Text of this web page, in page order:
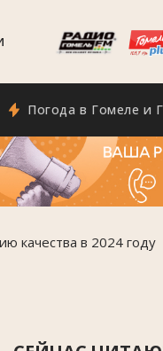
в Гомеле и
качества в 2024 году